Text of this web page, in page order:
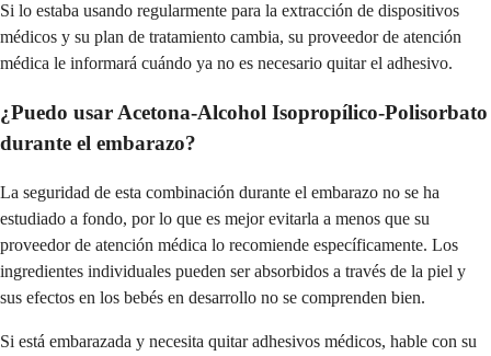
Si lo estaba usando regularmente para la extracción de dispositivos
médicos y su plan de tratamiento cambia, su proveedor de atención
médica le informará cuándo ya no es necesario quitar el adhesivo.
¿Puedo usar Acetona-Alcohol Isopropílico-Polisorbato
durante el embarazo?
La seguridad de esta combinación durante el embarazo no se ha
estudiado a fondo, por lo que es mejor evitarla a menos que su
proveedor de atención médica lo recomiende específicamente. Los
ingredientes individuales pueden ser absorbidos a través de la piel y
sus efectos en los bebés en desarrollo no se comprenden bien.
Si está embarazada y necesita quitar adhesivos médicos, hable con su